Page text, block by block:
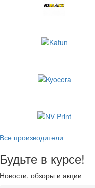
Все производители
Будьте в курсе!
Новости, обзоры и акции